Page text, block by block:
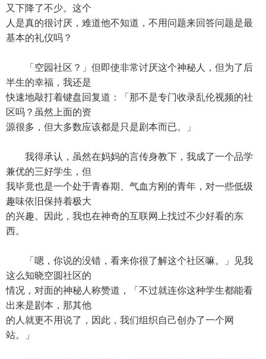
又下降了不少。这个
人是真的很讨厌，难道他不知道，不用问题来回答问题是最
基本的礼仪吗？
「空园社区？」但即使非常讨厌这个神秘人，但为了后
半生的幸福，我还是
快速地敲打着键盘回复道：「那不是专门收录乱伦视频的社
区吗？虽然上面的资
源很多，但大多数应该都是只是剧本而已。」
我得承认，虽然在妈妈的言传身教下，我成了一个品学
兼优的三好学生，但
我毕竟也是一个处于青春期、气血方刚的青年，对一些低级
趣味依旧保持着极大
的兴趣。因此，我也在神奇的互联网上找过不少好看的东
西。
「嗯，你说的没错，看来你很了解这个社区嘛。」见我
这么知晓空圆社区的
情况，对面的神秘人称赞道，「不过就连你这种学生都能看
出来是剧本，那其他
的人就更不用说了，因此，我们组织自己创办了一个网
站。」